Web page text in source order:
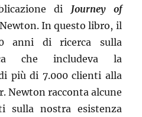
di Journey of
In questo libro, il
anni di ricerca sulla
che includeva la
più di 7.000 clienti alla
Newton racconta alcune
sulla nostra esistenza